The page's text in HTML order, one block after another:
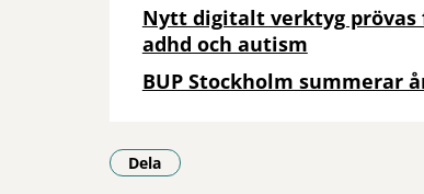
Nytt digitalt verktyg
adhd och autism
BUP Stockholm summerar
Dela
- Klicka för att öppna